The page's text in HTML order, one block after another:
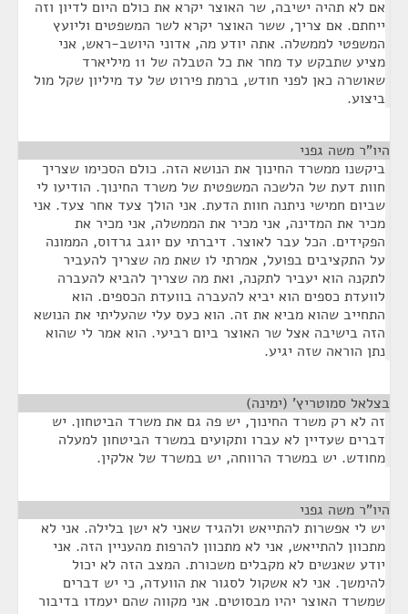
אם לא תהיה ישיבה, שר האוצר יקרא את כולם היום לדיון וזה
ייחתם. אם צריך, ששר האוצר יקרא לשר המשפטים וליועץ
המשפטי לממשלה. אתה יודע מה, אדוני היושב-ראש, אני
מציע שתבקש עד מחר את כל הטבלה של 11 מיליארד
שאושרה כאן לפני חודש, ברמת פירוט של עד מיליון שקל מול
ביצוע.
היו"ר משה גפני
ביקשנו ממשרד החינוך את הנושא הזה. כולם הסכימו שצריך
חוות דעת של הלשכה המשפטית של משרד החינוך. הודיעו לי
שביום חמישי ניתנה חוות הדעת. אני הולך צעד אחר צעד. אני
מכיר את המדינה, אני מכיר את הממשלה, אני מכיר את
הפקידים. הכל עבר לאוצר. דיברתי עם יוגב גרדוס, הממונה
על התקציבים בפועל, אמרתי לו שאת מה שצריך להעביר
לתקנה הוא יעביר לתקנה, ואת מה שצריך להביא להעברה
לוועדת כספים הוא יביא להעברה בוועדת הכספים. הוא
התחייב שהוא מביא את זה. הוא כעס עלי שהעליתי את הנושא
הזה בישיבה אצל שר האוצר ביום רביעי. הוא אמר לי שהוא
נתן הוראה שזה יגיע.
בצלאל סמוטריץ' (ימינה)
זה לא רק משרד החינוך, יש פה גם את משרד הביטחון. יש
דברים שעדיין לא עברו ותקועים במשרד הביטחון למעלה
מחודש. יש במשרד הרווחה, יש במשרד של אלקין.
היו"ר משה גפני
יש לי אפשרות להתייאש ולהגיד שאני לא ישן בלילה. אני לא
מתכוון להתייאש, אני לא מתכוון להרפות מהעניין הזה. אני
יודע שאנשים לא מקבלים משכורת. המצב הזה לא יכול
להימשך. אני לא אשקול לסגור את הוועדה, כי יש דברים
שמשרד האוצר יהיו מבסוטים. אני מקווה שהם יעמדו בדיבור